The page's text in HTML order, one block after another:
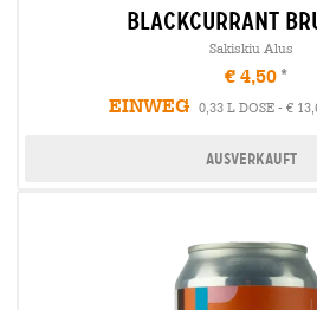
blackcurrant
Sakiskiu Alus
€ 4,50
EINWEG
0,33 L DOSE - €
Ausverkauft